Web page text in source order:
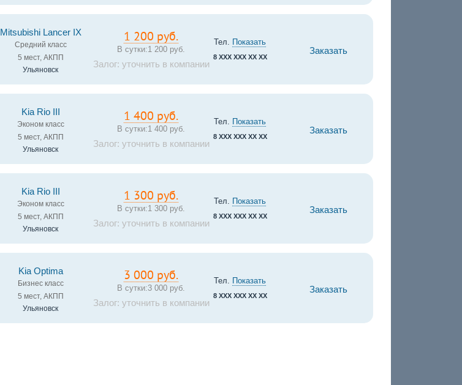
Mitsubishi Lancer IX
Средний класс
5 мест, АКПП
Ульяновск
1 200 руб.
В сутки:1 200 руб.
Залог: уточнить в компании
Тел. Показать
8 XXX XXX XX XX
Заказать
Kia Rio III
Эконом класс
5 мест, АКПП
Ульяновск
1 400 руб.
В сутки:1 400 руб.
Залог: уточнить в компании
Тел. Показать
8 XXX XXX XX XX
Заказать
Kia Rio III
Эконом класс
5 мест, АКПП
Ульяновск
1 300 руб.
В сутки:1 300 руб.
Залог: уточнить в компании
Тел. Показать
8 XXX XXX XX XX
Заказать
Kia Optima
Бизнес класс
5 мест, АКПП
Ульяновск
3 000 руб.
В сутки:3 000 руб.
Залог: уточнить в компании
Тел. Показать
8 XXX XXX XX XX
Заказать